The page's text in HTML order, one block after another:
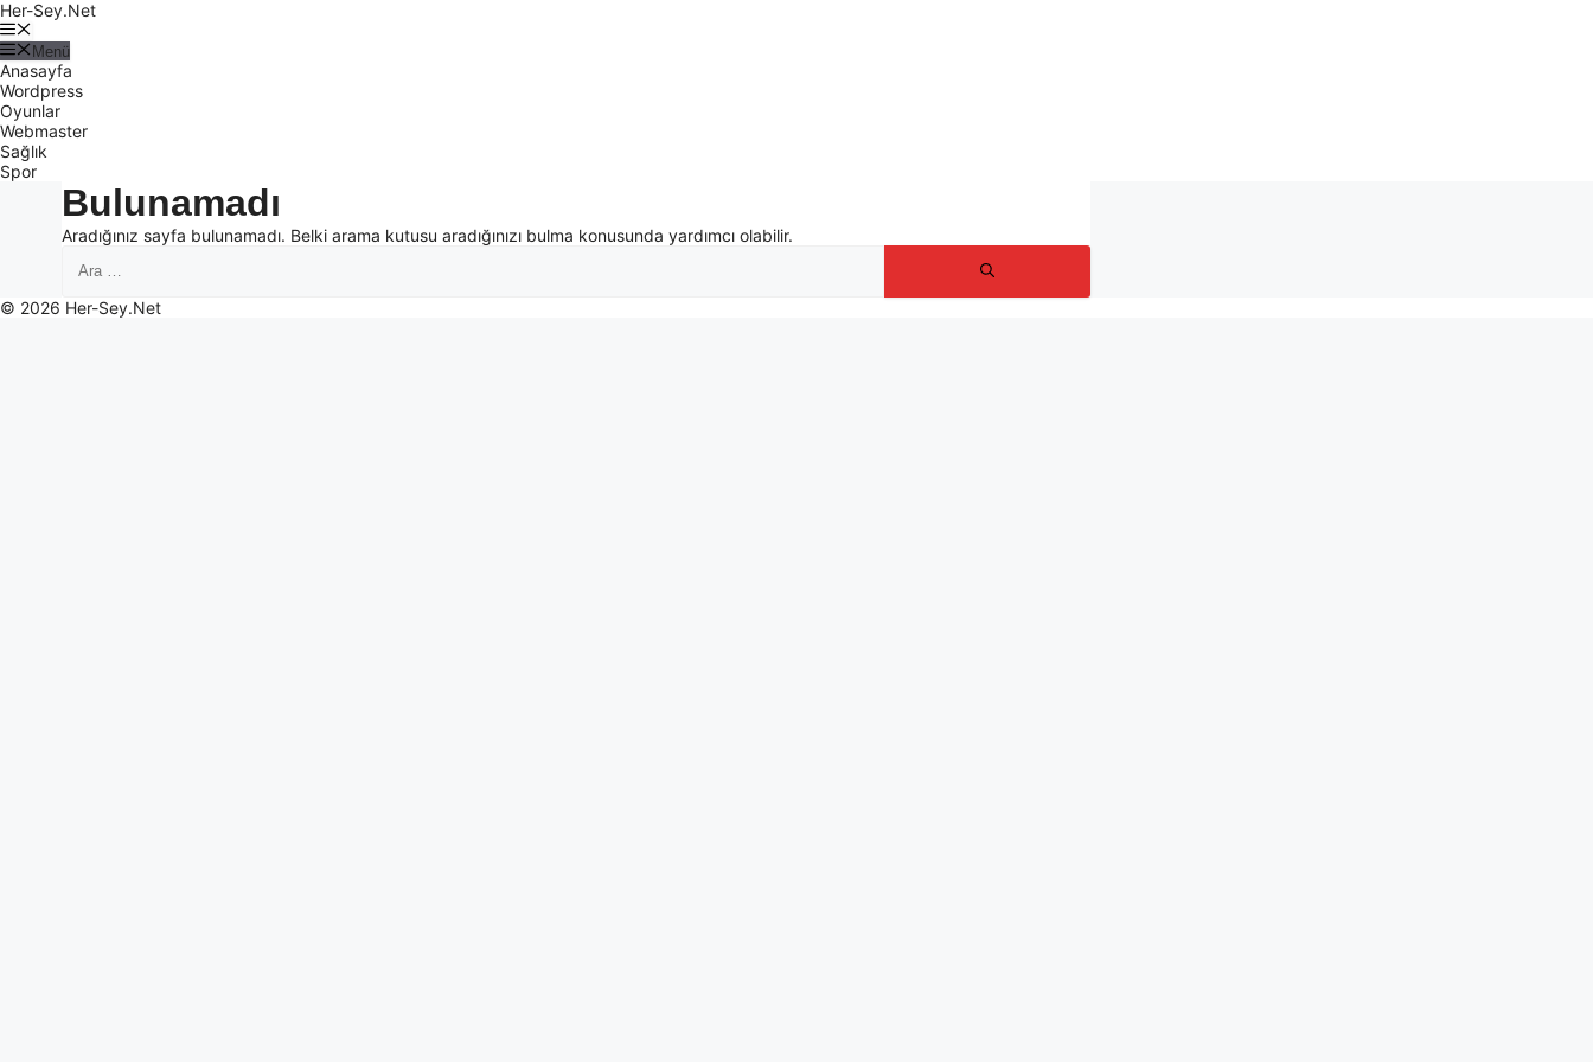
Her-Sey.Net
Menü
Anasayfa
Wordpress
Oyunlar
Webmaster
Sağlık
Spor
Bulunamadı
Aradığınız sayfa bulunamadı. Belki arama kutusu aradığınızı bulma konusunda yardımcı olabilir.
© 2026 Her-Sey.Net